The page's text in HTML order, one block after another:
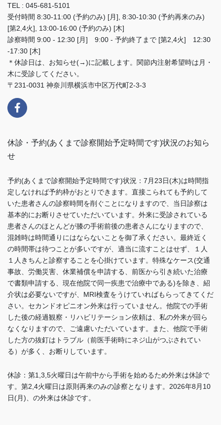
TEL : 045-681-5101
受付時間 8:30-11:00 (予約のみ) [月], 8:30-10:30 (予約再来のみ)
[第2,4火], 13:00-16:00 (予約のみ) [木]
診察時間 9:00 - 12:30 [月] 9:00 - 予約終了まで [第2,4火] 12:30
-17:30 [木]
＊休診日は、お知らせ(→)に記載します。関節内注射希望時は月・
木に受診してください。
〒231-0031 神奈川県横浜市中区万代町2-3-3
休診・予約(あくまで診察開始予定時間です)状況のお知ら
せ
予約(あくまで診察開始予定時間です)状況：7月23日(木)は時間指
定しなければ予約枠がおとりできます。直接こられても予約して
いた患者さんの診察時間を削ぐことになりますので、当日診察は
基本的にお断りさせていただいています。外来に受診されている
患者さんのほとんどが膝の手術前後の患者さんになりますので、
混雑時は時間通りにはならないことを御了承ください。最終近く
の時間帯は待つことが多いですが、適当に流すことはせず、１人
１人きちんと診察することを心掛けています。特殊なケース(交通
事故、労働災害、休業補償を申請する、前医から引き続いた治療
で書類申請する、現在他院で同一疾患で治療中である)を除き、紹
介状は必要ないですが、MRI検査をうけていればもらってきてくだ
さい。セカンドオピニオン外来は行っていません。他院での手術
した後の経過観察・リハビリテーション依頼は、私の外来が回ら
なくなりますので、ご遠慮いただいています。また、他院で手術
した方の抜釘はトラブル（前医手術時にネジ山がつぶされてい
る）が多く、お断りしています。
休診：第1,3,5火曜日は午前中から手術を始めるため外来は休診で
す。 第2,4火曜日は原則再来のみの診察となります。2026年8月10
日(月)、の外来は休診です。